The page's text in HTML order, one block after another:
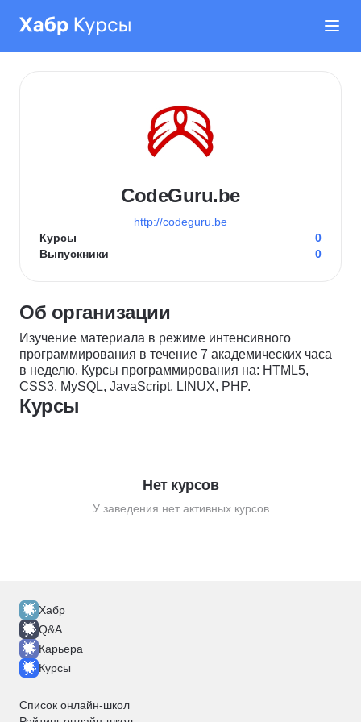
CodeGuru.be
http://codeguru.be
Курсы
0
Выпускники
0
Об организации
Изучение материала в режиме интенсивного
программирования в течение 7 академических часа
в неделю. Курсы программирования на: HTML5,
CSS3, MySQL, JavaScript, LINUX, PHP.
Курсы
Нет курсов
У заведения нет активных курсов
Хабр
Q&A
Карьера
Курсы
Список онлайн-школ